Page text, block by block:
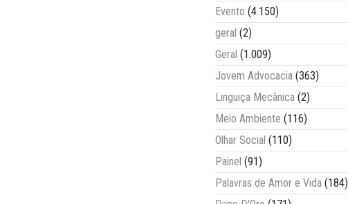
Evento (4.150)
geral (2)
Geral (1.009)
Jovem Advocacia (363)
Linguiça Mecânica (2)
Meio Ambiente (116)
Olhar Social (110)
Painel (91)
Palavras de Amor e Vida (184)